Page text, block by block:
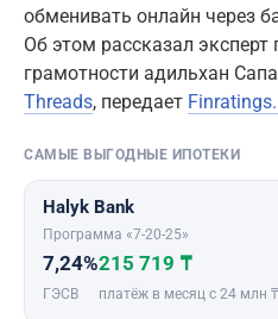
обменивать онлайн через
Об этом рассказал эксперт
грамотности адильхан
Тhreads, передает
САМЫЕ ВЫГОДНЫЕ ИПОТЕКИ
Halyk Bank
Программа «7-20-25»
7,24%
ГЭСВ
215 719 ₸
платёж в месяц с 24 млн ₸